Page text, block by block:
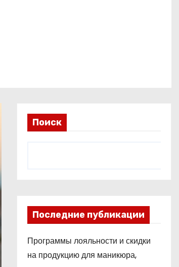
Поиск
Последние публикации
Программы лояльности и скидки
на продукцию для маникюра,